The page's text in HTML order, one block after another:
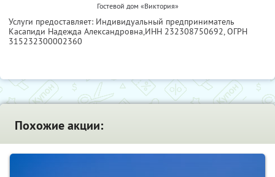
Гостевой дом «Виктория»
Услуги предоставляет: Индивидуальный предприниматель
Касапиди Надежда Александровна,ИНН 232308750692, ОГРН
315232300002360
Похожие акции: